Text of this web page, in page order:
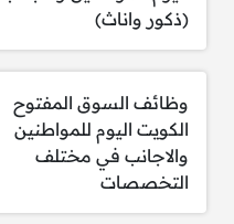
(ذكور واناث)
وظائف السوق المفتوح
الكويت اليوم للمواطنين
والاجانب في مختلف
التخصصات